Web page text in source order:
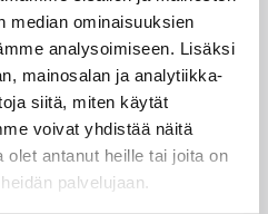
median ominaisuuksien
analysoimiseen. Lisäksi
mainosalan ja analytiikka-
siitä, miten käytät
voivat yhdistää näitä
olet antanut heille tai joita on
palvelujaan.